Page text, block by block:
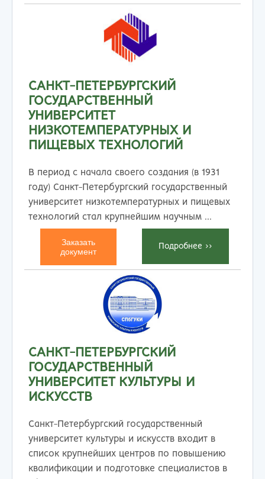
САНКТ-ПЕТЕРБУРГСКИЙ
ГОСУДАРСТВЕННЫЙ
УНИВЕРСИТЕТ
НИЗКОТЕМПЕРАТУРНЫХ И
ПИЩЕВЫХ ТЕХНОЛОГИЙ
В период с начала своего создания (в 1931
году) Санкт-Петербургский государственный
университет низкотемпературных и пищевых
технологий стал крупнейшим научным ...
Заказать
документ
Подробнеe >>
САНКТ-ПЕТЕРБУРГСКИЙ
ГОСУДАРСТВЕННЫЙ
УНИВЕРСИТЕТ КУЛЬТУРЫ И
ИСКУССТВ
Санкт-Петербургский государственный
университет культуры и искусств входит в
список крупнейших центров по повышению
квалификации и подготовке специалистов в